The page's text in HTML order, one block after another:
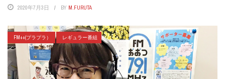
2020年7月3日 BY M.FURUTA
FM++(プラプラ） レギュラー番組